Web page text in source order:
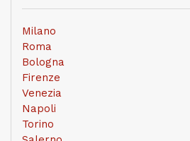
Milano
Roma
Bologna
Firenze
Venezia
Napoli
Torino